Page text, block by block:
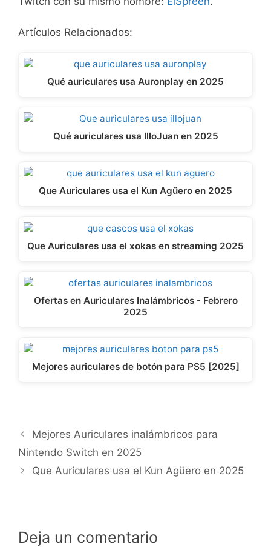
Artículos Relacionados:
Qué auriculares usa Auronplay en 2025
Qué auriculares usa IlloJuan en 2025
Que Auriculares usa el Kun Agüero en 2025
Que Auriculares usa el xokas en streaming 2025
Ofertas en Auriculares Inalámbricos - Febrero
2025
Mejores auriculares de botón para PS5 [2025]
Mejores Auriculares inalámbricos para
Nintendo Switch en 2025
Que Auriculares usa el Kun Agüero en 2025
Deja un comentario